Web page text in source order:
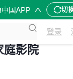
国APP 切
登录
庭影院